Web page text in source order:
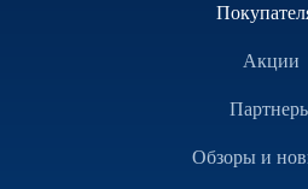
Акции
Обзоры и